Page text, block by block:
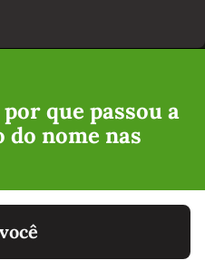
que passou a
do nome nas